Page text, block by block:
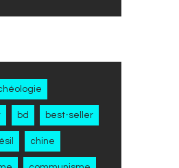
bd best-seller
chine